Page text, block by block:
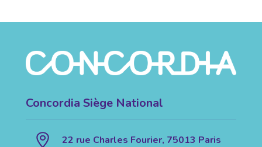
Concordia Siège National
22 rue Charles Fourier, 75013 Paris